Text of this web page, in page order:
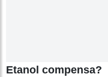
Etanol compensa?